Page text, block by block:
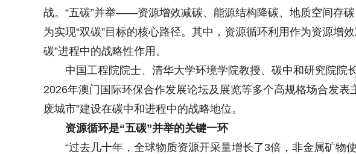
战。“五碳”并举——资源增效减碳、能源结构降碳、地质空间存
为实现“双碳”目标的核心路径。其中，资源循环利用作为资源增
碳”进程中的战略性作用。
中国工程院院士、清华大学环境学院教授、碳中和研究院院
2026年澳门国际环保合作发展论坛及展览等多个高规格场合发表
废城市”建设在碳中和进程中的战略地位。
资源循环是“五碳”并举的关键一环
“过去几十年，全球物质资源开采量增长了3倍，非金属矿物